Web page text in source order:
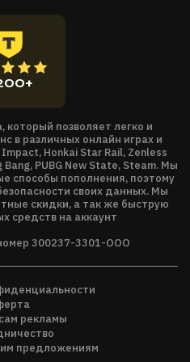
версии Yakuza Kiwami
который позволяет легко и
в различных онлайн играх и
Impact, Honkai Star Rail, Zenless
PUBG New State, Steam. Мы
способы пополнения, поэтому
своих данных. Мы
скидки, а так же быструю
средств на аккаунт
300237-3301-ООО
рекламы
предложениям